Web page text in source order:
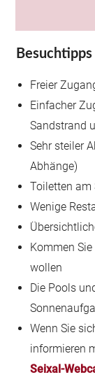
Besuchtipps
Freier
Einfacher
Sandstrand
Sehr steiler
Abhänge)
Toiletten am
Wenige
Kommen
wollen
Die Pools
Wenn Sie
informieren
Seixal-